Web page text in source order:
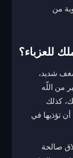
من
للعزباء؟
شديد،
من اللّه
كذلك
تؤذيها في
صالحة